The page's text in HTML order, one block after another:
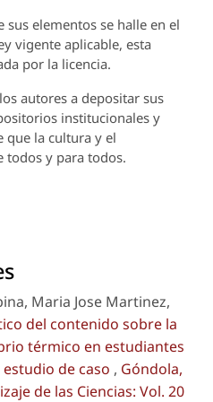
elementos se halle en el
vigente aplicable, esta
por la licencia.
autores a depositar sus
institucionales y
que la cultura y el
todos y para todos.
Maria Jose Martinez,
del contenido sobre la
térmico en estudiantes
de caso , Góndola,
de las Ciencias: Vol. 20